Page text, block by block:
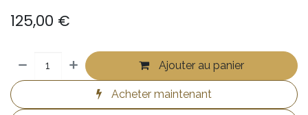
125,00 €
Ajouter au panier
Acheter maintenant